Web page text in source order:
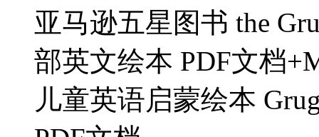
亚马逊五星图书 the
部英文绘本 PDF文档
儿童英语启蒙绘本